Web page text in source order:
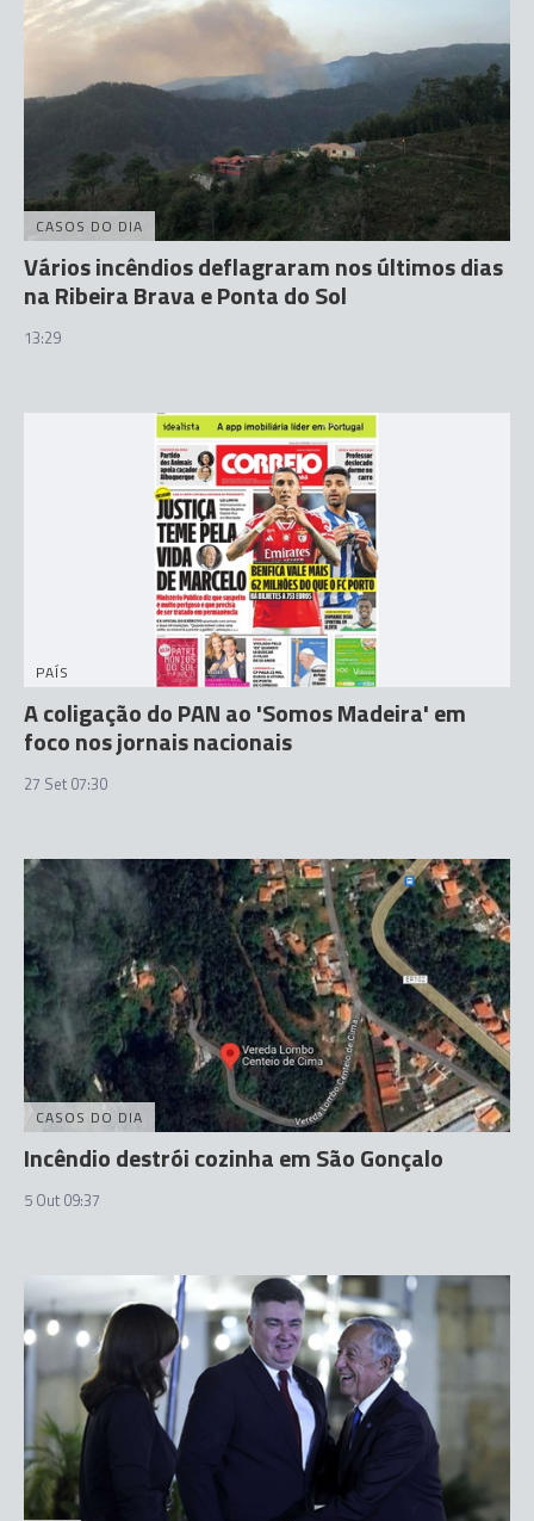
CASOS DO DIA
Vários incêndios deflagraram nos últimos dias
na Ribeira Brava e Ponta do Sol
13:29
PAÍS
A coligação do PAN ao 'Somos Madeira' em
foco nos jornais nacionais
27 Set 07:30
CASOS DO DIA
Incêndio destrói cozinha em São Gonçalo
5 Out 09:37